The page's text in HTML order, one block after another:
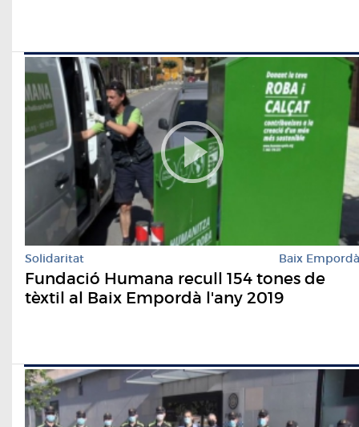
Solidaritat Baix Empordà
Fundació Humana recull 154 tones de
tèxtil al Baix Empordà l'any 2019